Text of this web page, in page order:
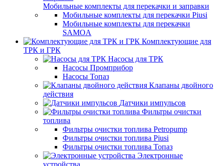
Мобильные комплекты для перекачки и заправки
Мобильные комплекты для перекачки Piusi
Мобильные комплекты для перекачки
SAMOA
Комплектующие для
ТРК и ГРК
Насосы для ТРК
Насосы Промприбор
Насосы Топаз
Клапаны двойного
действия
Датчики импульсов
Фильтры очистки
топлива
Фильтры очистки топлива Petropump
Фильтры очистки топлива Piusi
Фильтры очистки топлива Топаз
Электронные
устройства